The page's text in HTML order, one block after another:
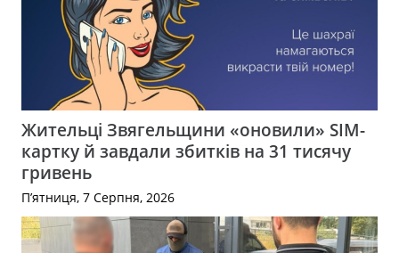
Жительці Звягельщини «оновили» SIM-
картку й завдали збитків на 31 тисячу
гривень
П’ятниця, 7 Серпня, 2026